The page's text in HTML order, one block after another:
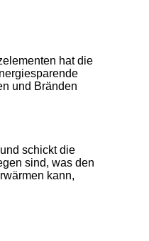
hat die
und Bränden
schickt die
sind, was den
kann,